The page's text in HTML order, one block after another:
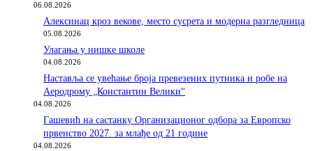
06.08.2026
Алексинац кроз векове, место сусрета и модерна разгледница
05.08.2026
Улагања у нишке школе
04.08.2026
Наставља се увећање броја превезених путника и робе на
Аеродрому „Константин Велики“
04.08.2026
Гашевић на састанку Организационог одбора за Европско
првенство 2027. за млађе од 21 године
04.08.2026